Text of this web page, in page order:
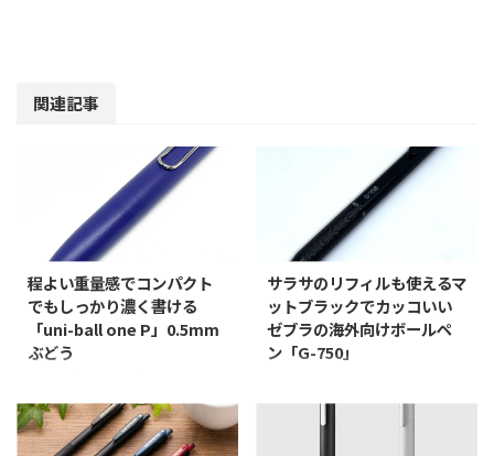
関連記事
程よい重量感でコンパクト
でもしっかり濃く書ける
「uni-ball one P」0.5mm
ぶどう
る、手に収まるサイズのユニボー
ル ワンな「uni-ball one P」が本
日発売日ということで、2種8品
サラサのリフィルも使えるマ
ットブラックでカッコいい
ゼブラの海外向けボールペ
ン「G-750」
ブラの海外向けなゲルインクボー
ルペンである「G-750」をようや